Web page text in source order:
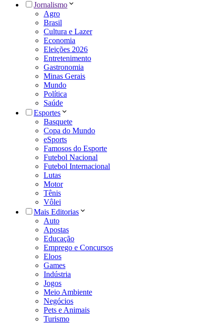
Jornalismo
Agro
Brasil
Cultura e Lazer
Economia
Eleições 2026
Entretenimento
Gastronomia
Minas Gerais
Mundo
Política
Saúde
Esportes
Basquete
Copa do Mundo
eSports
Famosos do Esporte
Futebol Nacional
Futebol Internacional
Lutas
Motor
Tênis
Vôlei
Mais Editorias
Auto
Apostas
Educação
Emprego e Concursos
Eloos
Games
Indústria
Jogos
Meio Ambiente
Negócios
Pets e Animais
Turismo